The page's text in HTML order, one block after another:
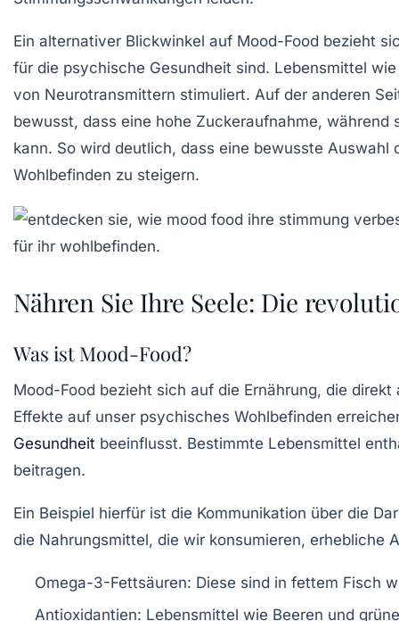
Ein alternativer Blickwinkel auf Mood-Food bezieht
für die psychische Gesundheit sind. Lebensmittel
von Neurotransmittern stimuliert. Auf der anderen
bewusst, dass eine hohe Zuckeraufnahme,
kann. So wird deutlich, dass eine bewusste
Wohlbefinden zu steigern.
Nähren Sie Ihre Seele: Die
Was ist Mood-Food?
Mood-Food bezieht sich auf die Ernährung, die
Effekte auf unser psychisches Wohlbefinden
Gesundheit beeinflusst. Bestimmte Lebensmittel
beitragen.
Ein Beispiel hierfür ist die Kommunikation über die
die Nahrungsmittel, die wir konsumieren, erhebliche
Omega-3-Fettsäuren: Diese sind in fettem Fisch
Antioxidantien: Lebensmittel wie Beeren und